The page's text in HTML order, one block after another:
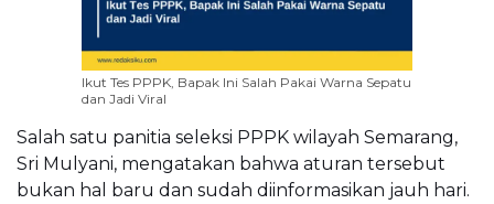
Ikut Tes PPPK, Bapak Ini Salah Pakai Warna Sepatu
dan Jadi Viral
Salah satu panitia seleksi PPPK wilayah Semarang,
Sri Mulyani, mengatakan bahwa aturan tersebut
bukan hal baru dan sudah diinformasikan jauh hari.